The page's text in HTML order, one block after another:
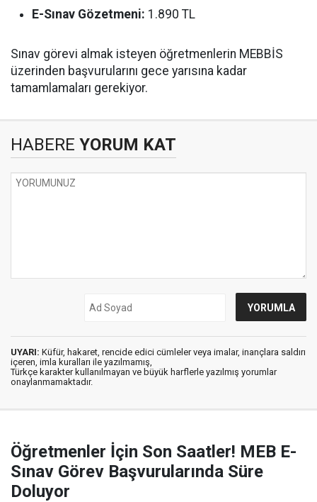
E-Sınav Gözetmeni: 1.890 TL
Sınav görevi almak isteyen öğretmenlerin MEBBİS
üzerinden başvurularını gece yarısına kadar
tamamlamaları gerekiyor.
HABERE YORUM KAT
UYARI: Küfür, hakaret, rencide edici cümleler veya imalar, inançlara saldırı
içeren, imla kuralları ile yazılmamış,
Türkçe karakter kullanılmayan ve büyük harflerle yazılmış yorumlar
onaylanmamaktadır.
Öğretmenler İçin Son Saatler! MEB E-
Sınav Görev Başvurularında Süre
Doluyor